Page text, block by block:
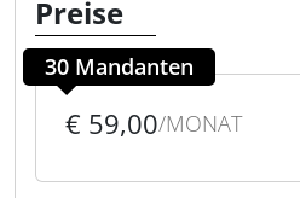
Preise
30 Mandanten
€ 59,00/MONAT